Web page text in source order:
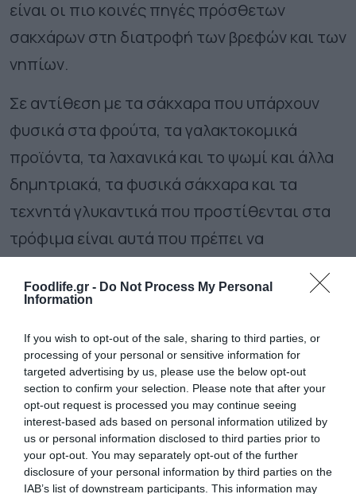
Foodlife.gr - Do Not Process My Personal
Information
If you wish to opt-out of the sale, sharing to third parties, or
processing of your personal or sensitive information for
targeted advertising by us, please use the below opt-out
section to confirm your selection. Please note that after your
opt-out request is processed you may continue seeing
interest-based ads based on personal information utilized by
us or personal information disclosed to third parties prior to
your opt-out. You may separately opt-out of the further
disclosure of your personal information by third parties on the
IAB’s list of downstream participants. This information may
είναι οι πιο κοινές πηγές πρόσθετων
σακχάρων στη διατροφή των βρεφών και των
νηπίων.
Σε αντίθεση με τα σάκχαρα που υπάρχουν
φυσικά στα φρούτα, τα γαλακτοκομικά
προϊόντα, τα λαχανικά και το ψωμί και άλλα
δημητριακά, τα φυσικά σάκχαρα και τα
τεχνητά γλυκαντικά που προστίθενται στα
τρόφιμα είναι αυτά που πρέπει να
διατροφή των μικρών παιδιών. Μα γιατί?
Από τη γέννηση έως τους 24 μήνες, η σωστή
ανάπτυξη και ανάπτυξη απαιτούν θερμίδες
και θρεπτικά συστατικά. Τα τρόφιμα και τα
ποτά μευψηλή περιεκτικότητα σε πρόσθετα
σάκχαραπαρέχουν πολλές θερμίδες – που
αναφέρονται ως «κενές θερμίδες» – αλλά όχι